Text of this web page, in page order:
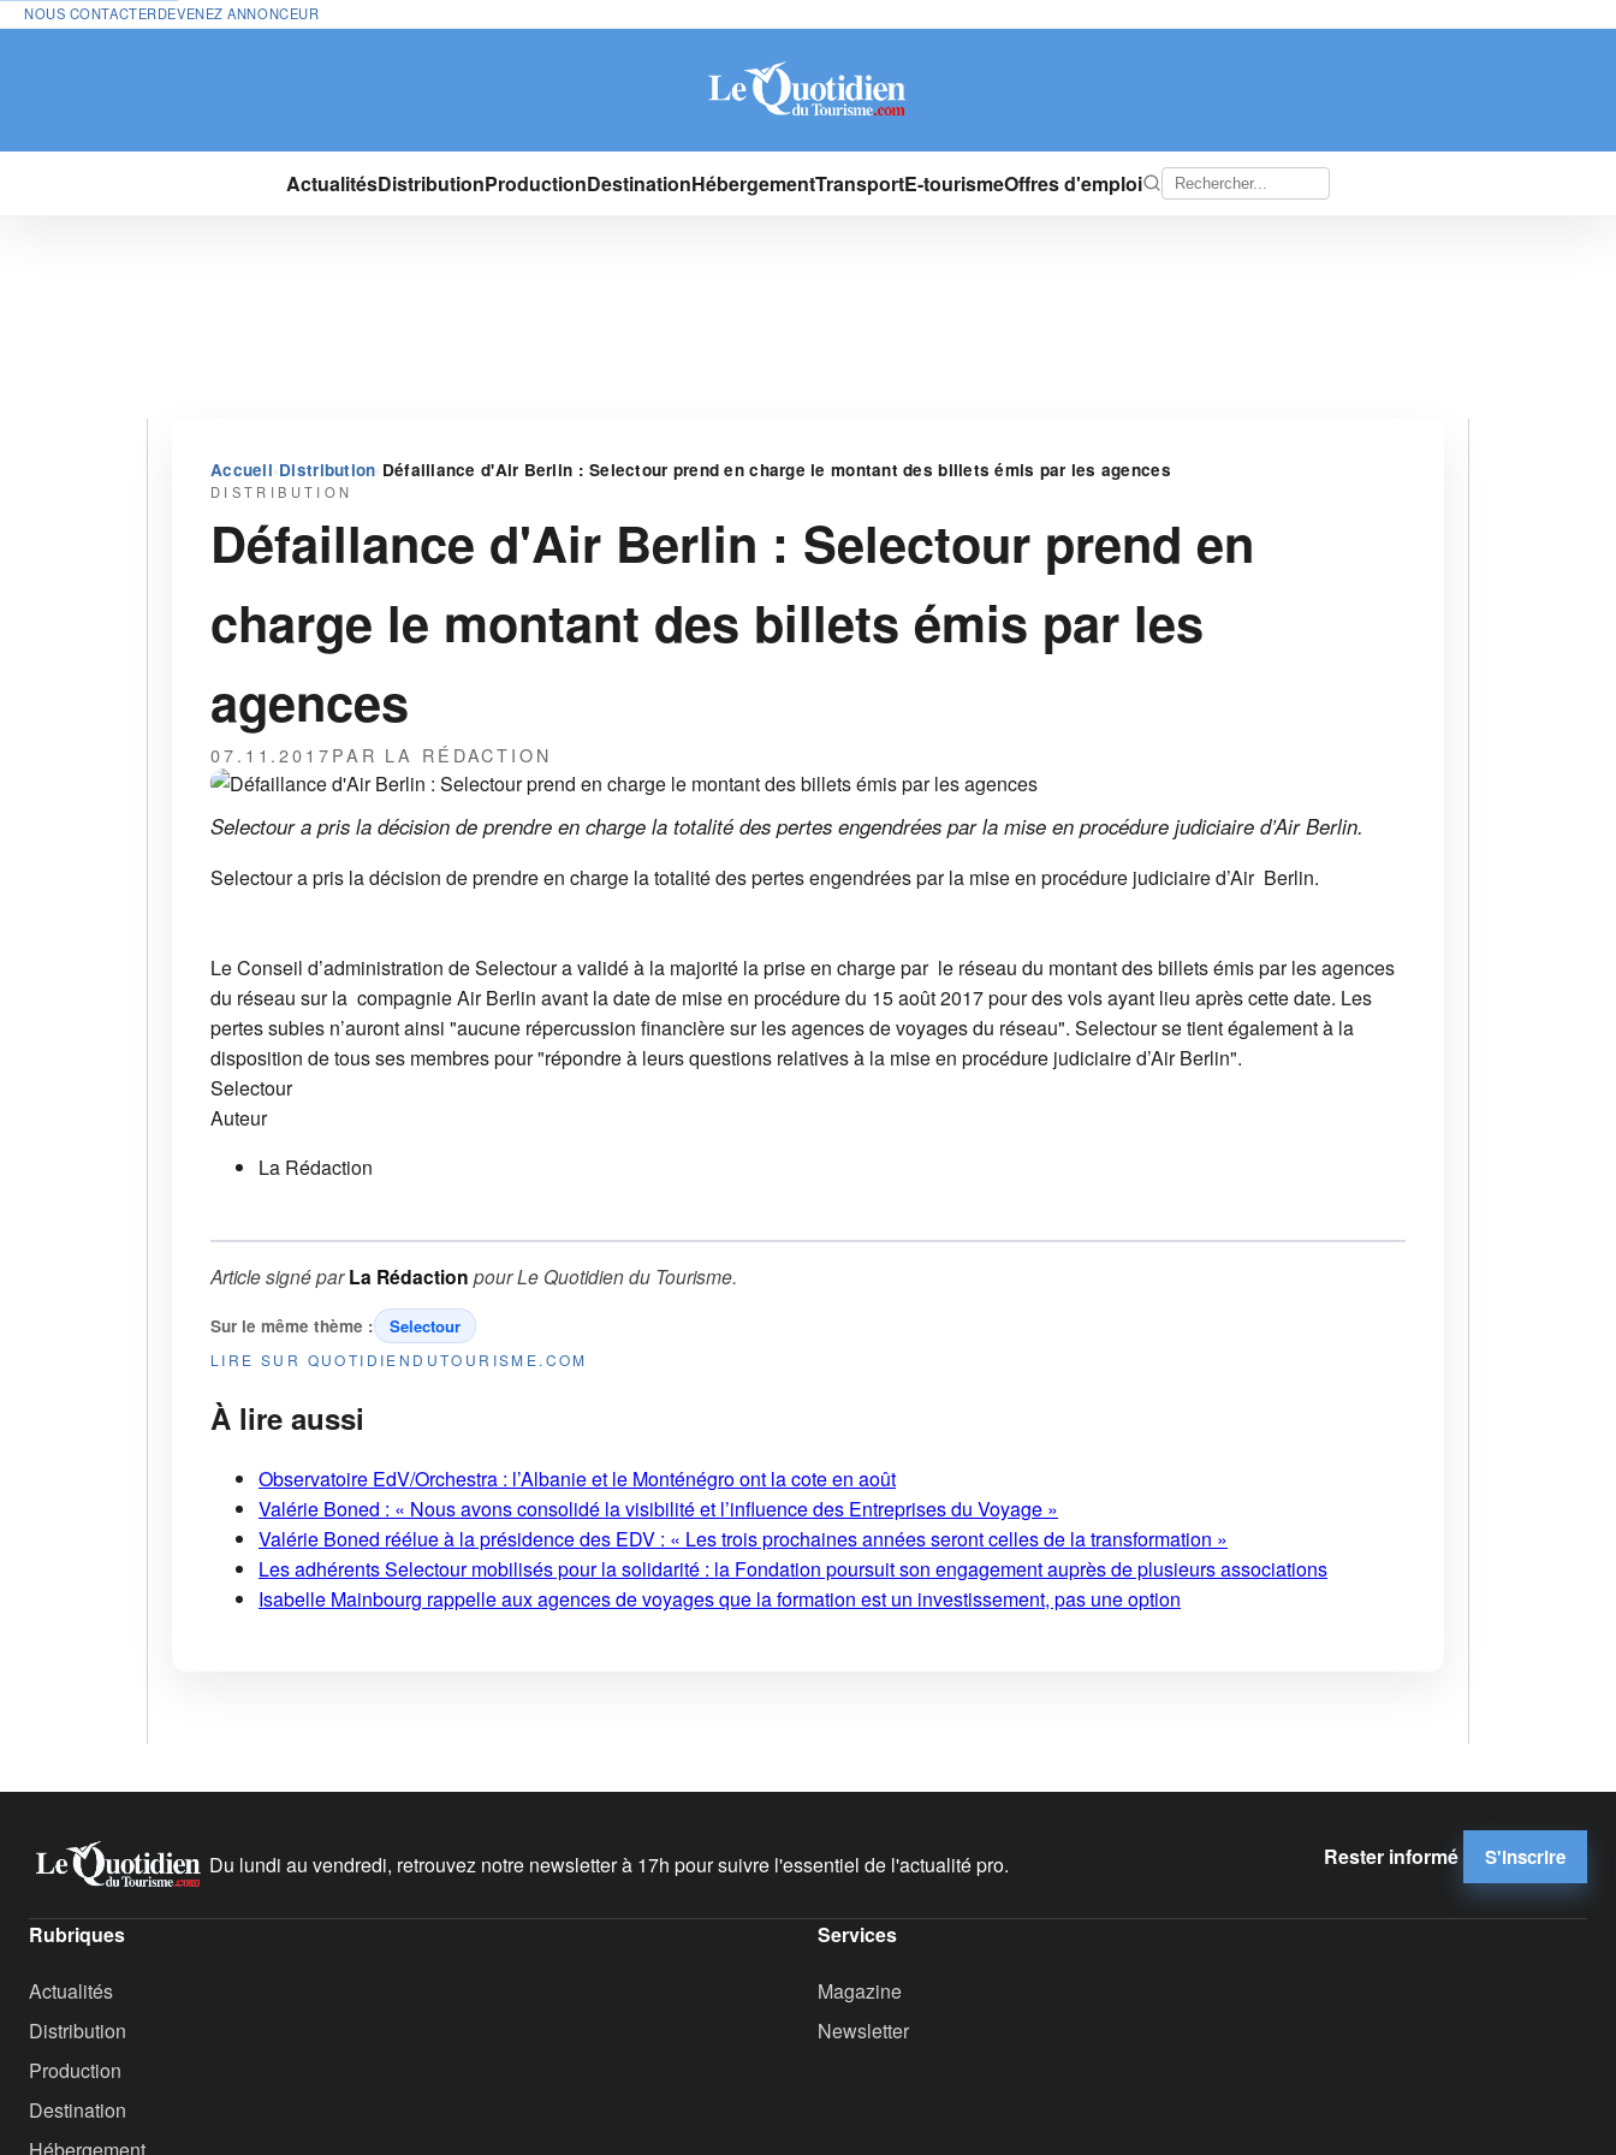
NOUS CONTACTERDEVENEZ ANNONCEUR
ActualitésDistributionProductionDestinationHébergementTransportE-tourismeOffres d'emploi
Accueil›Distribution› Défaillance d'Air Berlin : Selectour prend en charge le montant des billets émis par les agences
DISTRIBUTION
Défaillance d'Air Berlin : Selectour prend en
charge le montant des billets émis par les
agences
07.11.2017PAR LA RÉDACTION
Selectour a pris la décision de prendre en charge la totalité des pertes engendrées par la mise en procédure judiciaire d’Air Berlin.
Selectour a pris la décision de prendre en charge la totalité des pertes engendrées par la mise en procédure judiciaire d’Air Berlin.
Le Conseil d’administration de Selectour a validé à la majorité la prise en charge par le réseau du montant des billets émis par les agences
du réseau sur la compagnie Air Berlin avant la date de mise en procédure du 15 août 2017 pour des vols ayant lieu après cette date. Les
pertes subies n’auront ainsi "aucune répercussion financière sur les agences de voyages du réseau". Selectour se tient également à la
disposition de tous ses membres pour "répondre à leurs questions relatives à la mise en procédure judiciaire d’Air Berlin".
Selectour
Auteur
La Rédaction
Article signé parLa Rédaction pourLe Quotidien du Tourisme.
Sur le même thème : Selectour
LIRE SUR QUOTIDIENDUTOURISME.COM
À lire aussi
Observatoire EdV/Orchestra : l’Albanie et le Monténégro ont la cote en août
Valérie Boned : « Nous avons consolidé la visibilité et l’influence des Entreprises du Voyage »
Valérie Boned réélue à la présidence des EDV : « Les trois prochaines années seront celles de la transformation »
Les adhérents Selectour mobilisés pour la solidarité : la Fondation poursuit son engagement auprès de plusieurs associations
Isabelle Mainbourg rappelle aux agences de voyages que la formation est un investissement, pas une option
Du lundi au vendredi, retrouvez notre newsletter à 17h pour suivre l'essentiel de l'actualité pro. Rester informé S'inscrire
Rubriques
Actualités
Distribution
Production
Destination
Hébergement
Services
Magazine
Newsletter